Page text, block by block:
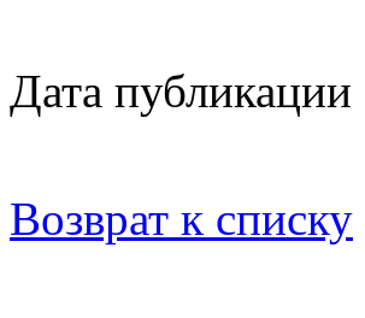
Дата
Возврат к списку